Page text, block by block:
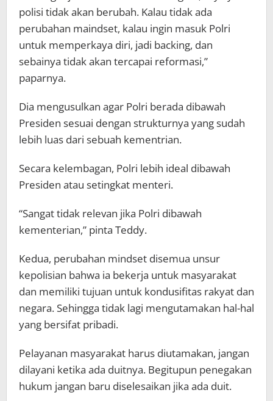
polisi tidak akan berubah. Kalau tidak ada
perubahan maindset, kalau ingin masuk Polri
untuk memperkaya diri, jadi backing, dan
sebainya tidak akan tercapai reformasi,”
paparnya.
Dia mengusulkan agar Polri berada dibawah
Presiden sesuai dengan strukturnya yang sudah
lebih luas dari sebuah kementrian.
Secara kelembagan, Polri lebih ideal dibawah
Presiden atau setingkat menteri.
“Sangat tidak relevan jika Polri dibawah
kementerian,” pinta Teddy.
Kedua, perubahan mindset disemua unsur
kepolisian bahwa ia bekerja untuk masyarakat
dan memiliki tujuan untuk kondusifitas rakyat dan
negara. Sehingga tidak lagi mengutamakan hal-hal
yang bersifat pribadi.
Pelayanan masyarakat harus diutamakan, jangan
dilayani ketika ada duitnya. Begitupun penegakan
hukum jangan baru diselesaikan jika ada duit.